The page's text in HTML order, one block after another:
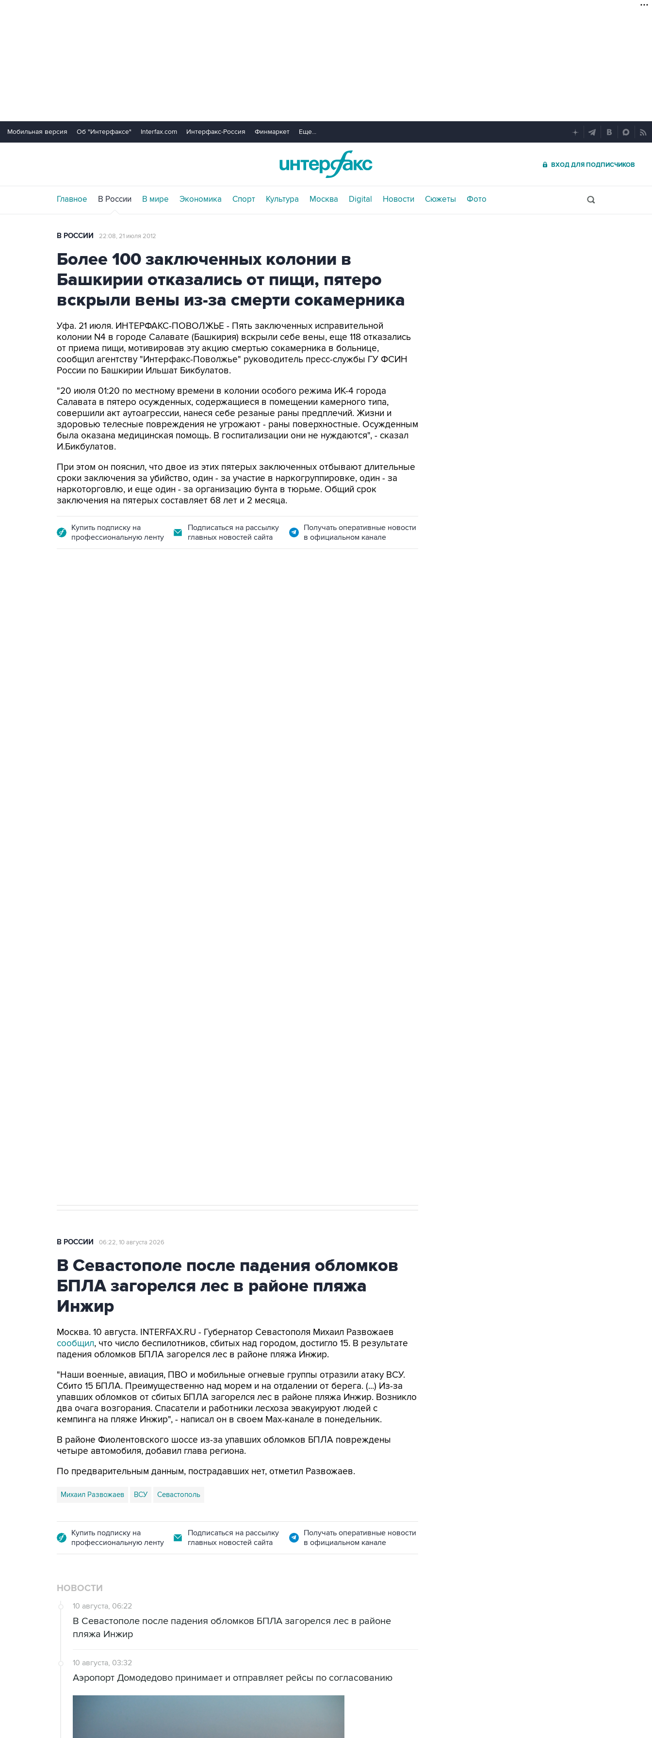
Мобильная версия Об "Интерфаксе" Interfax.com Интерфакс-Россия Финмаркет Еще...
ВХОД ДЛЯ ПОДПИСЧИКОВ
Главное В России В мире Экономика Спорт Культура Москва Digital Новости Сюжеты Фото
В РОССИИ 22:08, 21 июля 2012
Более 100 заключенных колонии в
Башкирии отказались от пищи, пятеро
вскрыли вены из-за смерти сокамерника
Уфа. 21 июля. ИНТЕРФАКС-ПОВОЛЖЬЕ - Пять заключенных исправительной
колонии N4 в городе Салавате (Башкирия) вскрыли себе вены, еще 118 отказались
от приема пищи, мотивировав эту акцию смертью сокамерника в больнице,
сообщил агентству "Интерфакс-Поволжье" руководитель пресс-службы ГУ ФСИН
России по Башкирии Ильшат Бикбулатов.
"20 июля 01:20 по местному времени в колонии особого режима ИК-4 города
Салавата в пятеро осужденных, содержащиеся в помещении камерного типа,
совершили акт аутоагрессии, нанеся себе резаные раны предплечий. Жизни и
здоровью телесные повреждения не угрожают - раны поверхностные. Осужденным
была оказана медицинская помощь. В госпитализации они не нуждаются", - сказал
И.Бикбулатов.
При этом он пояснил, что двое из этих пятерых заключенных отбывают длительные
сроки заключения за убийство, один - за участие в наркогруппировке, один - за
наркоторговлю, и еще один - за организацию бунта в тюрьме. Общий срок
заключения на пятерых составляет 68 лет и 2 месяца.
Купить подписку на
профессиональную ленту
Подписаться на рассылку
главных новостей сайта
Получать оперативные новости
в официальном канале
В РОССИИ 06:22, 10 августа 2026
В Севастополе после падения обломков
БПЛА загорелся лес в районе пляжа
Инжир
Москва. 10 августа. INTERFAX.RU - Губернатор Севастополя Михаил Развожаев
сообщил, что число беспилотников, сбитых над городом, достигло 15. В результате
падения обломков БПЛА загорелся лес в районе пляжа Инжир.
"Наши военные, авиация, ПВО и мобильные огневые группы отразили атаку ВСУ.
Сбито 15 БПЛА. Преимущественно над морем и на отдалении от берега. (...) Из-за
упавших обломков от сбитых БПЛА загорелся лес в районе пляжа Инжир. Возникло
два очага возгорания. Спасатели и работники лесхоза эвакуируют людей с
кемпинга на пляже Инжир", - написал он в своем Мах-канале в понедельник.
В районе Фиолентовского шоссе из-за упавших обломков БПЛА повреждены
четыре автомобиля, добавил глава региона.
По предварительным данным, пострадавших нет, отметил Развожаев.
Михаил Развожаев ВСУ Севастополь
Купить подписку на
профессиональную ленту
Подписаться на рассылку
главных новостей сайта
Получать оперативные новости
в официальном канале
НОВОСТИ
10 августа, 06:22
В Севастополе после падения обломков БПЛА загорелся лес в районе
пляжа Инжир
10 августа, 03:32
Аэропорт Домодедово принимает и отправляет рейсы по согласованию